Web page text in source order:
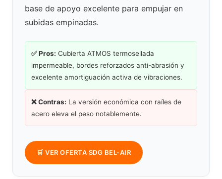
base de apoyo excelente para empujar en
subidas empinadas.
✅ Pros: Cubierta ATMOS termosellada
impermeable, bordes reforzados anti-abrasión y
excelente amortiguación activa de vibraciones.
❌ Contras: La versión económica con raíles de
acero eleva el peso notablemente.
🛒 VER OFERTA SDG BEL-AIR